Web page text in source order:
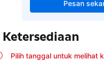
Pesan
Ketersediaan
Pilih tanggal untuk melihat